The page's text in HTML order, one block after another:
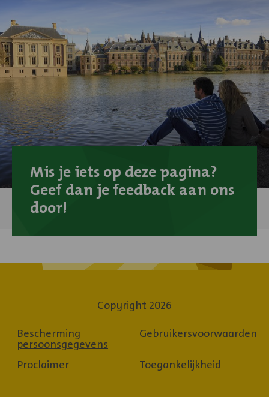
Mis je iets op deze pagina?
Geef dan je feedback aan ons
door!
Copyright 2026
Bescherming
persoonsgegevens
Gebruikersvoorwaarden
Proclaimer Toegankelijkheid